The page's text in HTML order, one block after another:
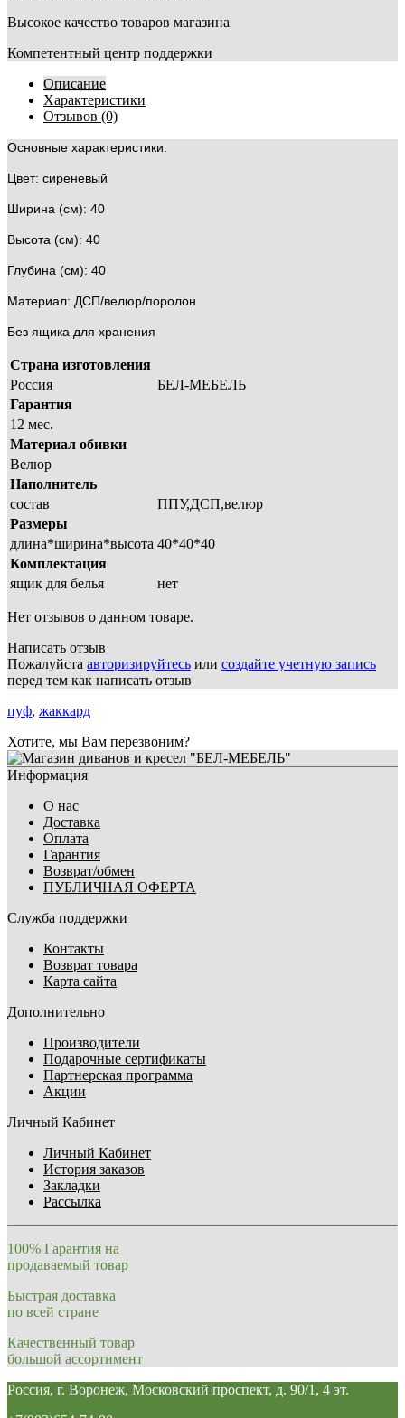
Высокое качество товаров магазина
Компетентный центр поддержки
Описание
Характеристики
Отзывов (0)
Основные характеристики:
Цвет: сиреневый
Ширина (см): 40
Высота (см): 40
Глубина (см): 40
Материал: ДСП/велюр/поролон
Без ящика для хранения
Страна изготовления
Россия
БЕЛ-МЕБЕЛЬ
Гарантия
12 мес.
Материал обивки
Велюр
Наполнитель
состав
ППУ,ДСП,велюр
Размеры
длина*ширина*высота 40*40*40
Комплектация
ящик для белья
нет
Нет отзывов о данном товаре.
Написать отзыв
Пожалуйста авторизируйтесь или создайте учетную запись
перед тем как написать отзыв
пуф, жаккард
Хотите, мы Вам перезвоним?
Информация
О нас
Доставка
Оплата
Гарантия
Возврат/обмен
ПУБЛИЧНАЯ ОФЕРТА
Служба поддержки
Контакты
Возврат товара
Карта сайта
Дополнительно
Производители
Подарочные сертификаты
Партнерская программа
Акции
Личный Кабинет
Личный Кабинет
История заказов
Закладки
Рассылка
100% Гарантия на
продаваемый товар
Быстрая доставка
по всей стране
Качественный товар
большой ассортимент
Россия, г. Воронеж, Московский проспект, д. 90/1, 4 эт.